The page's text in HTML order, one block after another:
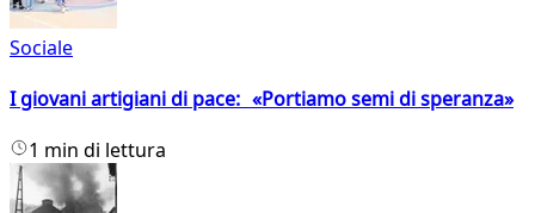
Sociale
I giovani artigiani di pace: «Portiamo semi di speranza»
1 min di lettura